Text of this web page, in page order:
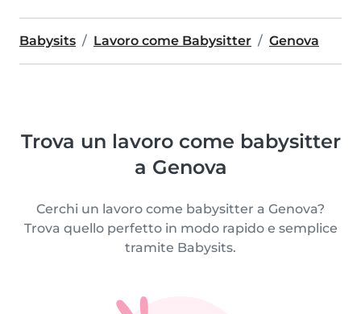
Babysits Lavoro come Babysitter Genova
Trova un lavoro come babysitter
a Genova
Cerchi un lavoro come babysitter a Genova?
Trova quello perfetto in modo rapido e semplice
tramite Babysits.